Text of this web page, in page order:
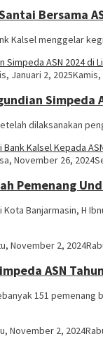
Bersama
Kalsel menggelar
Januari 2, 2025Kamis,
Simpeda
dilaksanakan
November 26, 2024
Pemenang
Kota Banjarmasin, H
November 2, 2024
ASN
151
November 2, 2024